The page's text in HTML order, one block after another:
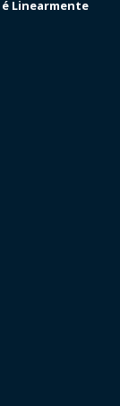
Linearmente